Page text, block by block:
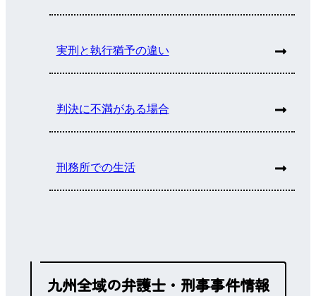
実刑と執行猶予の違い
判決に不満がある場合
刑務所での生活
九州全域の弁護士・刑事事件情報